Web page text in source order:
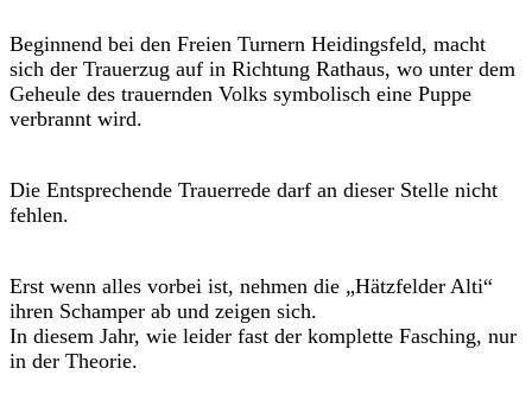
Beginnend bei den Freien Turnern Heidingsfeld, macht
sich der Trauerzug auf in Richtung Rathaus, wo unter dem
Geheule des trauernden Volks symbolisch eine Puppe
verbrannt wird.
Die Entsprechende Trauerrede darf an dieser Stelle nicht
fehlen.
Erst wenn alles vorbei ist, nehmen die „Hätzfelder Alti“
ihren Schamper ab und zeigen sich.
In diesem Jahr, wie leider fast der komplette Fasching, nur
in der Theorie.